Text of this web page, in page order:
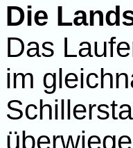
Die
Das
im